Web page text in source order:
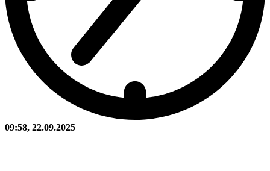
09:58, 22.09.2025